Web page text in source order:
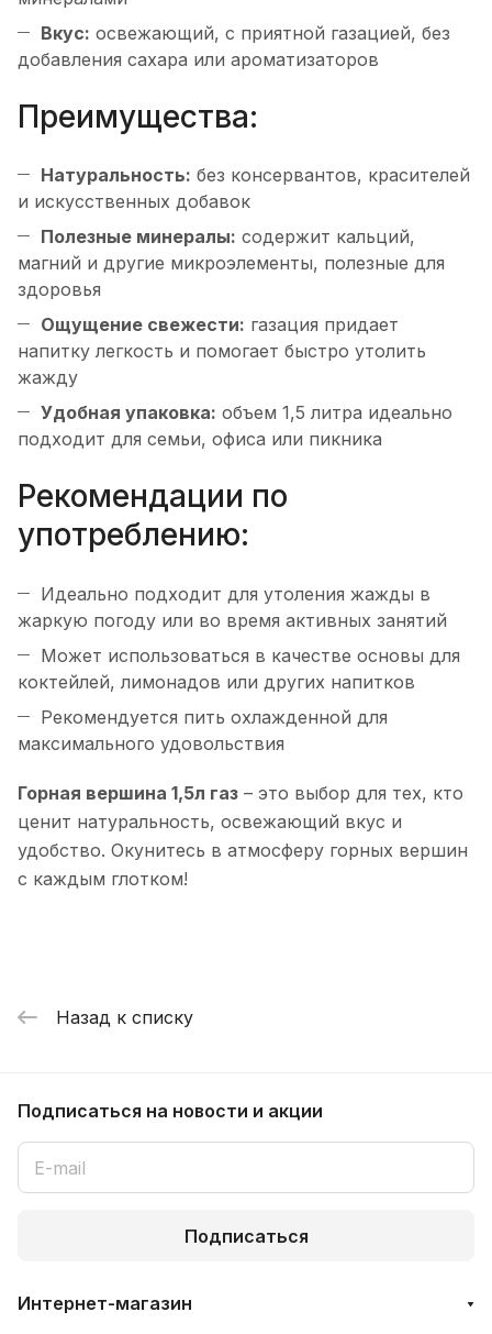
Вкус: освежающий, с приятной газацией, без
добавления сахара или ароматизаторов
Преимущества:
Натуральность: без консервантов, красителей
и искусственных добавок
Полезные минералы: содержит кальций,
магний и другие микроэлементы, полезные для
здоровья
Ощущение свежести: газация придает
напитку легкость и помогает быстро утолить
жажду
Удобная упаковка: объем 1,5 литра идеально
подходит для семьи, офиса или пикника
Рекомендации по
употреблению:
Идеально подходит для утоления жажды в
жаркую погоду или во время активных занятий
Может использоваться в качестве основы для
коктейлей, лимонадов или других напитков
Рекомендуется пить охлажденной для
максимального удовольствия
Горная вершина 1,5л газ – это выбор для тех, кто
ценит натуральность, освежающий вкус и
удобство. Окунитесь в атмосферу горных вершин
с каждым глотком!
Назад к списку
Подписаться на новости и акции
Подписаться
Интернет-магазин